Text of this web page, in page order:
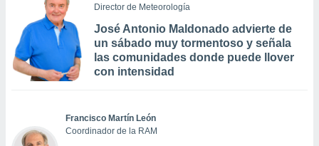
Director de Meteorología
José Antonio Maldonado advierte de
un sábado muy tormentoso y señala
las comunidades donde puede llover
con intensidad
Francisco Martín León
Coordinador de la RAM